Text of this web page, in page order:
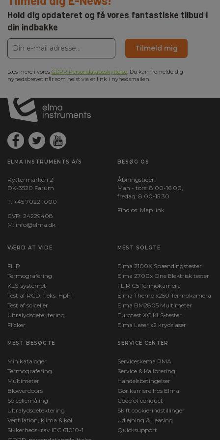
Hold dig opdateret og få vores fantastiske tilbud i
din indbakke
Tilmeld mig
Læs mere i vores GDPR Persondatabeskyttelse. Du kan fremelde dig
nyhedsbrevet når som helst via et link i nyhedsmailen.
ELMA INSTRUMENTS A/S
Ryttermarken 2
DK-3520 Farum
T: +45 7022 1000
CVR: 24229408
M: info@elma.dk
BESØG OS
Åbningstider:
Man - tors: 8.00-16.00,
fredag: 8.00-15.30
Find os: Map link
VÆRD AT VIDE
FLIR
Termografering
KLS-systemet
Test af RCD, f.eks. HpFI
Test af solceller
Ultralydsdetektering
Flicker
MEST SOLGTE
Elma 2100X Spændingstester
Elma 2700x One Elektrisk tester
FLIR C5 Termokamera
Elma Themo x250 Termokamera
Elma BM2805 Multimeter
Eurotest XC KLS-tester
Elma Laser x2 krydslaser
MEST BESØGTE
Minikataloger
Termografering
Multimeter
Blowerdoors
Solcellemåling
Ultralydsdetektering
Ventilation, klima & køl
Sikkerhedskrav IEC 61010-1
SERVICE CENTER
Serviceskema RMA
Service & Kalibrering
Handelsbetingelser
Gør karriere hos Elma
Code of conduct
Skift cookie-indstillinger
Udlejning & Leasing
Quicksupport